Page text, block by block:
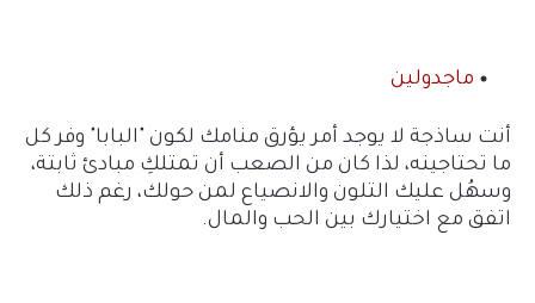
ماجدولين
أنت ساذجة لا يوجد أمر يؤرق منامك لكون "البابا" وفر كل
ما تحتاجينه، لذا كان من الصعب أن تمتلكِ مبادئ ثابتة،
وسهُل عليك التلون والانصياع لمن حولك، رغم ذلك
اتفق مع اختيارك بين الحب والمال.